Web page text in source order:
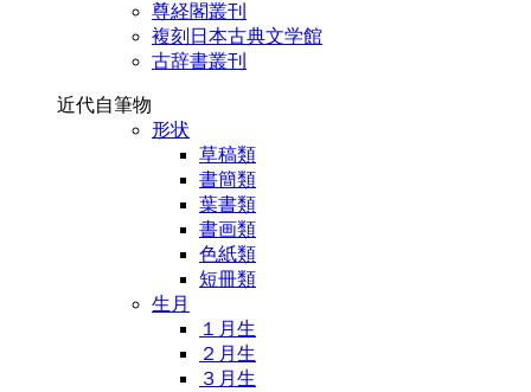
尊経閣叢刊
複刻日本古典文学館
古辞書叢刊
近代自筆物
形状
草稿類
書簡類
葉書類
書画類
色紙類
短冊類
生月
１月生
２月生
３月生